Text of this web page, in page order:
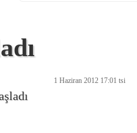
1 Haziran 2012 17:01 tsi